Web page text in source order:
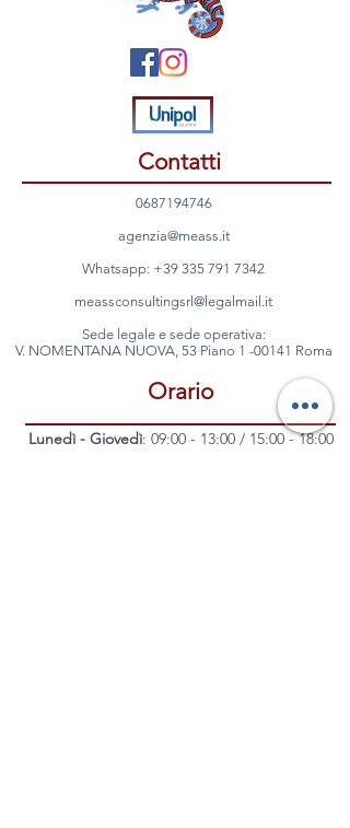
Contatti
0687194746
agenzia@meass.it
Whatsapp: +39 335 791 7342
meassconsultingsrl@legalmail.it
Sede legale e sede operativa:
V. NOMENTANA NUOVA, 53 Piano 1 -00141 Roma
Orario
Lunedì - Giovedì: 09:00 - 13:00 / 15:00 - 18:00